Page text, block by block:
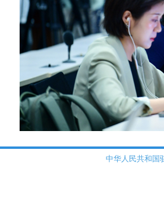
中华人民共和国